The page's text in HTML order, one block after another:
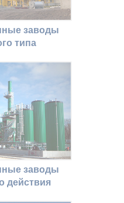
заводы
типа
заводы
действия